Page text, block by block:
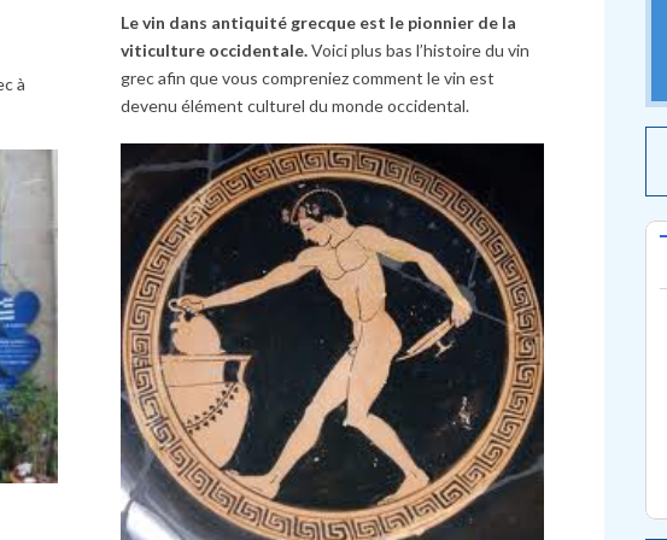
à
Le vin dans antiquité grecque est le pionnier de la
viticulture occidentale.Voici plus bas l’histoire du vin
grec afin que vous compreniez comment le vin est
devenu élément culturel du monde occidental.